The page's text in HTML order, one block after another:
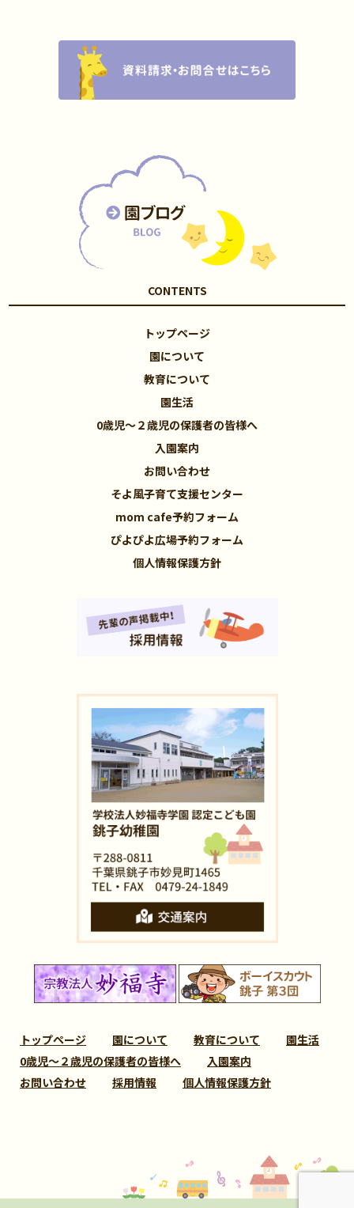
CONTENTS
トップページ
園について
教育について
園生活
0歳児～２歳児の保護者の皆様へ
入園案内
お問い合わせ
そよ風子育て支援センター
mom cafe予約フォーム
ぴよぴよ広場予約フォーム
個人情報保護方針
トップページ 園について 教育について
園生活
0歳児～２歳児の保護者の皆様へ
入園案内
お問い合わせ
採用情報 個人情報保護方針